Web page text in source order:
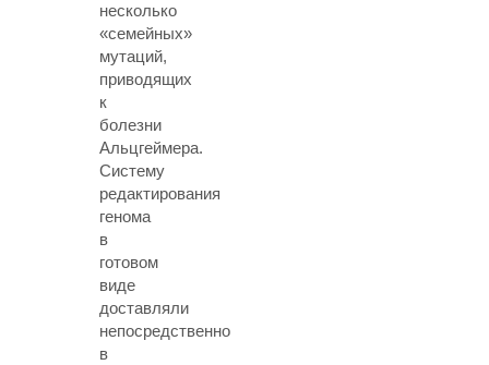
несколько
«семейных»
мутаций,
приводящих
к
болезни
Альцгеймера.
Систему
редактирования
генома
в
готовом
виде
доставляли
непосредственно
в